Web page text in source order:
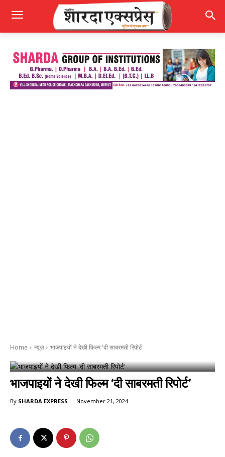
Home न्यूज़ भाजपाइयों ने देखी फिल्म 'दी साबरमती रिपोर्ट'
भाजपाइयों ने देखी फिल्म ‘दी साबरमती रिपोर्ट’
By SHARDA EXPRESS - November 21, 2024